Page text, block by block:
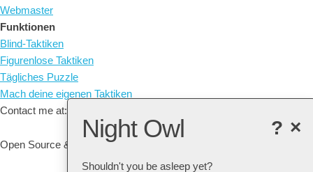
Webmaster
Funktionen
Blind-Taktiken
Figurenlose Taktiken
Tägliches Puzzle
Mach deine eigenen Taktiken
Contact me at: arne@listudy.org
Open Source & Free Software:
×
?
Night Owl
Shouldn't you be asleep yet?